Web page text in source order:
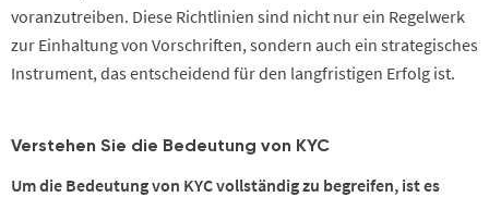
voranzutreiben. Diese Richtlinien sind nicht nur ein Regelwerk
zur Einhaltung von Vorschriften, sondern auch ein strategisches
Instrument, das entscheidend für den langfristigen Erfolg ist.
Verstehen Sie die Bedeutung von KYC
Um die Bedeutung von KYC vollständig zu begreifen, ist es